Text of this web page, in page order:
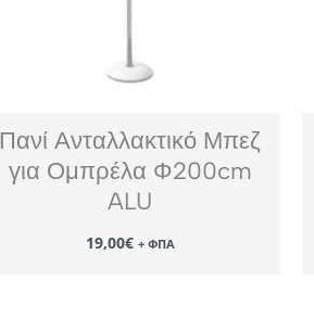
Πανί Ανταλλακτικό Μπεζ
για Ομπρέλα Φ200cm
ALU
19,00€ + ΦΠΑ